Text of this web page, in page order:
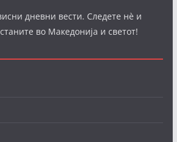
дневни вести. Следете нè и
во Македонија и светот!